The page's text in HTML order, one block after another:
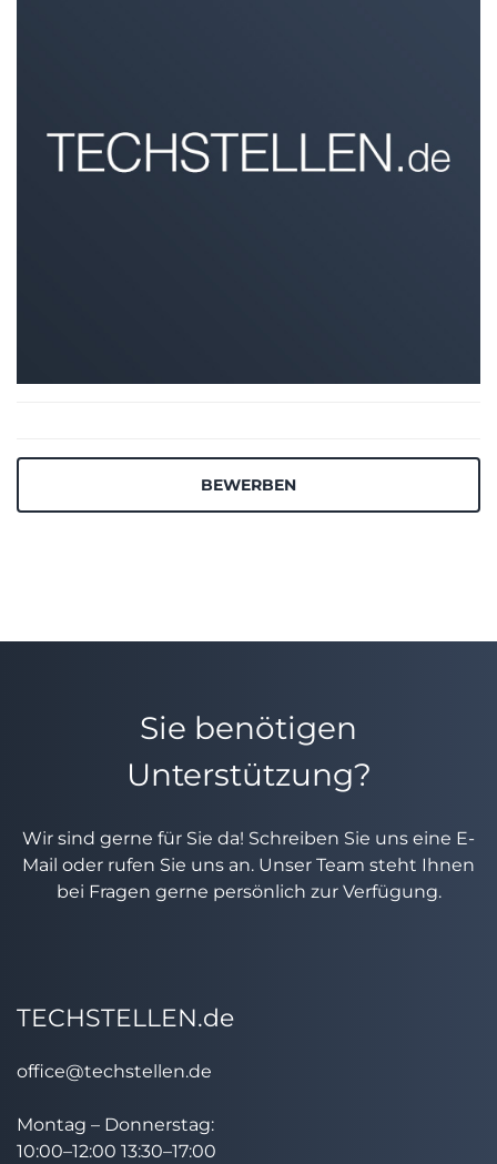
BEWERBEN
Sie benötigen
Unterstützung?
Wir sind gerne für Sie da! Schreiben Sie uns eine E-
Mail oder rufen Sie uns an. Unser Team steht Ihnen
bei Fragen gerne persönlich zur Verfügung.
TECHSTELLEN.de
office@techstellen.de
Montag – Donnerstag:
10:00–12:00 13:30–17:00